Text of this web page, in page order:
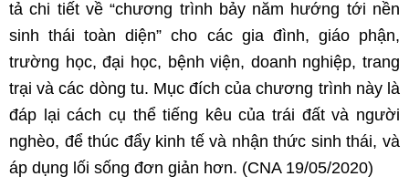
tả chi tiết về “chương trình bảy năm hướng tới nền
sinh thái toàn diện” cho các gia đình, giáo phận,
trường học, đại học, bệnh viện, doanh nghiệp, trang
trại và các dòng tu. Mục đích của chương trình này là
đáp lại cách cụ thể tiếng kêu của trái đất và người
nghèo, để thúc đẩy kinh tế và nhận thức sinh thái, và
áp dụng lối sống đơn giản hơn. (CNA 19/05/2020)